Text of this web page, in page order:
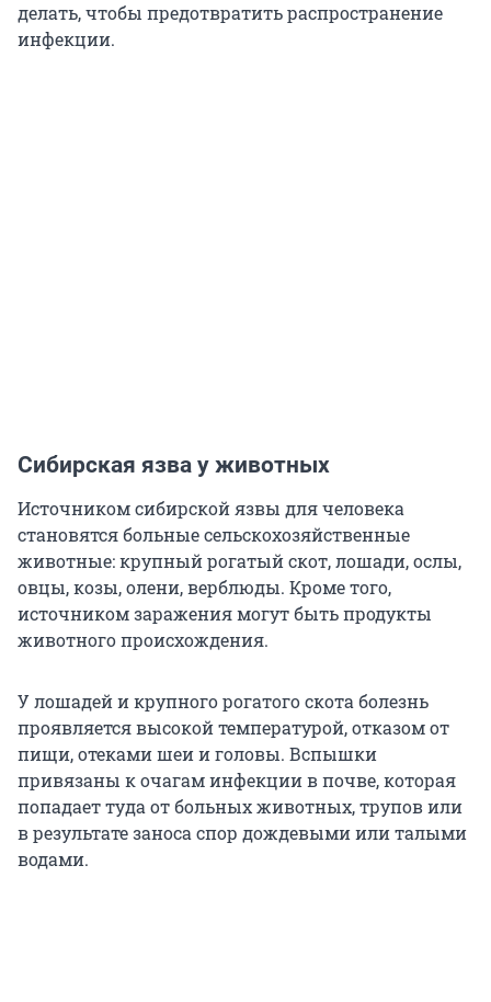
делать, чтобы предотвратить распространение
инфекции.
Сибирская язва у животных
Источником сибирской язвы для человека
становятся больные сельскохозяйственные
животные: крупный рогатый скот, лошади, ослы,
овцы, козы, олени, верблюды. Кроме того,
источником заражения могут быть продукты
животного происхождения.
У лошадей и крупного рогатого скота болезнь
проявляется высокой температурой, отказом от
пищи, отеками шеи и головы. Вспышки
привязаны к очагам инфекции в почве, которая
попадает туда от больных животных, трупов или
в результате заноса спор дождевыми или талыми
водами.